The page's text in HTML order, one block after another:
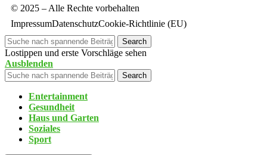
© 2025 – Alle Rechte vorbehalten
ImpressumDatenschutzCookie-Richtlinie (EU)
Search
Lostippen und erste Vorschläge sehen
Ausblenden
Search
Entertainment
Gesundheit
Haus und Garten
Soziales
Sport